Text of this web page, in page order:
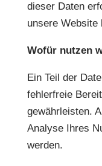
dieser Daten
unsere Website
Wofür nutzen
Ein Teil der
fehlerfreie
gewährleisten.
Analyse Ihres
werden.